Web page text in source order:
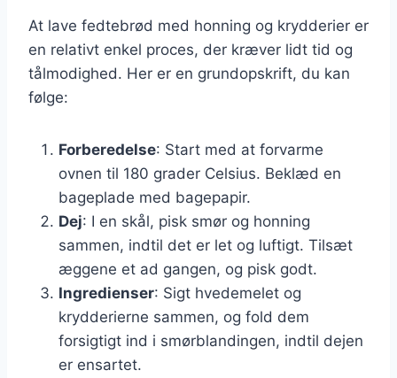
At lave fedtebrød med honning og krydderier er
en relativt enkel proces, der kræver lidt tid og
tålmodighed. Her er en grundopskrift, du kan
følge:
Forberedelse: Start med at forvarme
ovnen til 180 grader Celsius. Beklæd en
bageplade med bagepapir.
Dej: I en skål, pisk smør og honning
sammen, indtil det er let og luftigt. Tilsæt
æggene et ad gangen, og pisk godt.
Ingredienser: Sigt hvedemelet og
krydderierne sammen, og fold dem
forsigtigt ind i smørblandingen, indtil dejen
er ensartet.